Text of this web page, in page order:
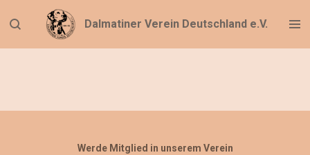
Hauptinhalt
Dalmatiner Verein Deutschland e.V.
Werde Mitglied in unserem Verein